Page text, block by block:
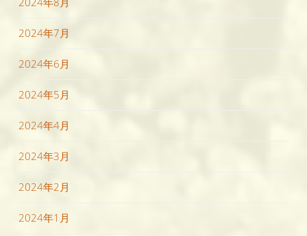
2024年7月
2024年6月
2024年5月
2024年4月
2024年3月
2024年2月
2024年1月